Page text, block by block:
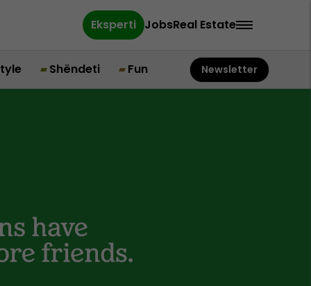
Eksperti JobsReal Estate
Shëndeti Fun Newsletter